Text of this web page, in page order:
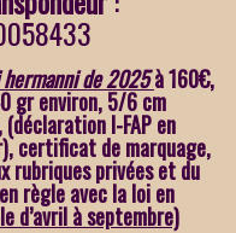
de 2025à 160€,
gr environ, 5/6 cm
(déclaration I-FAP en
certificat de marquage,
rubriques privées et du
règle avec la loi en
d’avril à septembre)